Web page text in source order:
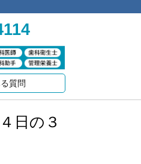
質問
日の３